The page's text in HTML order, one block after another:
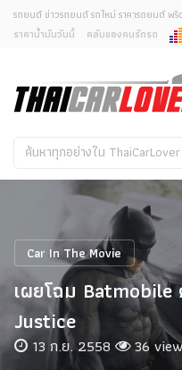
ยกเ
คุณต้องการยกเลิกการแ
ใ
ไม่
รถยนต์ ข่าวรถยนต์ รถใหม่ ราคารถยนต์ พ
ราคาน้ำมันวันนี้
คลับของคนรักรถ
Car In The Movie
เผยโฉม
Justice
13 ก.ย. 2558 36